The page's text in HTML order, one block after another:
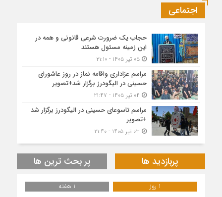
اجتماعی
حجاب یک ضرورت شرعی قانونی و همه در
این زمینه مسئول هستند
۰۵ تیر ۱۴۰۵ - ۲۱:۱۰
مراسم عزاداری واقامه نماز در روز عاشورای
حسینی در الیگودرز برگزار شد+تصویر
مراسم تاسوعای حسینی در الیگودرز برگزار شد
+تصویر
پربازدید ها پر بحث ترین ها
1 روز
1 هفته